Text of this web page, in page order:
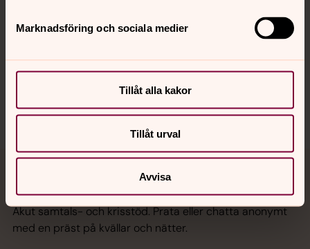
Marknadsföring och sociala medier
Tillåt alla kakor
Tillåt urval
Avvisa
Hitta snabbt
Sociala kanaler
Jourhavande präst
Akut samtals- och krisstöd. Prata eller chatta anonymt
med en präst på kvällar och nätter.